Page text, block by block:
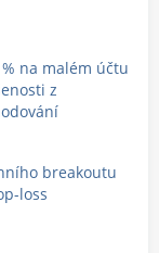
na malém účtu
z
breakoutu
loss